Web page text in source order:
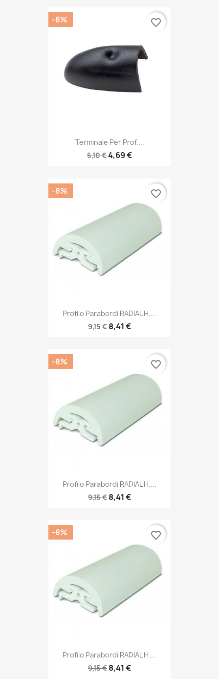
Terminale Per Prof....
5,10 €4,69 €
-8% favorite_border
Profilo Parabordi RADIAL H....
9,15 € 8,41 €
-8% favorite_border
Profilo Parabordi RADIAL H....
9,15 € 8,41 €
-8% favorite_border
Profilo Parabordi RADIAL H....
9,15 € 8,41 €
-8% favorite_border